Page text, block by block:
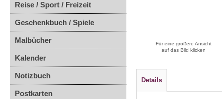
Reise / Sport / Freizeit
Geschenkbuch / Spiele
Malbücher
Kalender
Notizbuch
Postkarten
Für eine größere Ansicht
auf das Bild klicken
Details